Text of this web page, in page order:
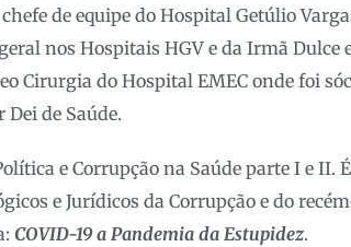
de equipe do Hospital Getúlio
nos Hospitais HGV e da Irmã Dulce
Cirurgia do Hospital EMEC onde foi
Dei de Saúde.
e Corrupção na Saúde parte I e II.
e Jurídicos da Corrupção e do
COVID-19 a Pandemia da Estupidez.